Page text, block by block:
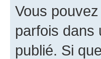
Vous
parfois dans
publié. Si